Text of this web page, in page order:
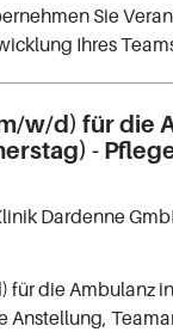
Sie
Ihres
w/d) für die
-
Dardenne
die Ambulanz
Anstellung,